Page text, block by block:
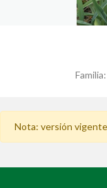
Familia:
Nota: versión